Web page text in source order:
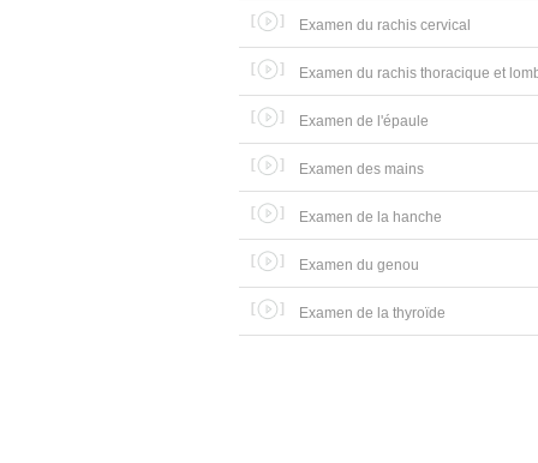
Examen du rachis cervical
Examen du rachis thoracique et
Examen de l'épaule
Examen des mains
Examen de la hanche
Examen du genou
Examen de la thyroïde